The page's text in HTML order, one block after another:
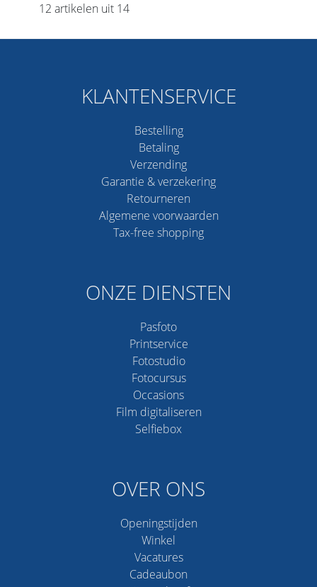
12 artikelen uit 14
KLANTENSERVICE
Bestelling
Betaling
Verzending
Garantie & verzekering
Retourneren
Algemene voorwaarden
Tax-free shopping
ONZE DIENSTEN
Pasfoto
Printservice
Fotostudio
Fotocursus
Occasions
Film digitaliseren
Selfiebox
OVER ONS
Openingstijden
Winkel
Vacatures
Cadeaubon